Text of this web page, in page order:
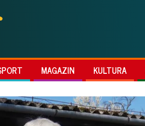
MAGAZIN KULTURA